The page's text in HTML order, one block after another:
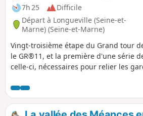
7h 25
Difficile
Départ à Longueville (Seine-et-
Marne) (Seine-et-Marne)
Vingt-troisième étape du Grand tour
le GR®11, et la première d'une série
celle-ci, nécessaires pour relier les
Seine.Pour cette première étape du
une nuit en chambre d'hôtes à
près à mi-parcours entre les deux